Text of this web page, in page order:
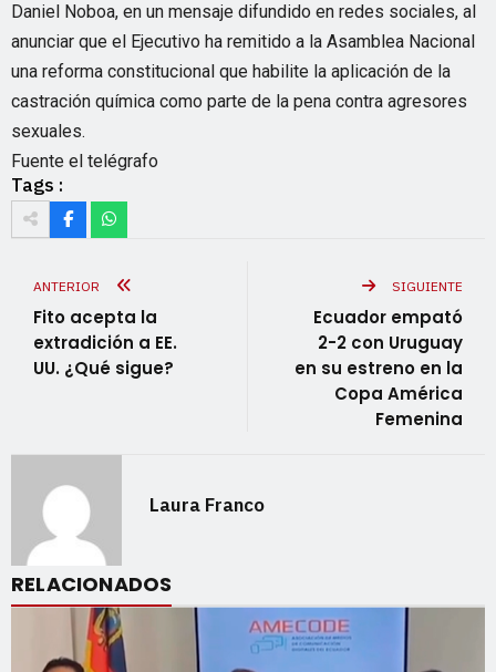
Daniel Noboa, en un mensaje difundido en redes sociales, al
anunciar que el Ejecutivo ha remitido a la Asamblea Nacional
una reforma constitucional que habilite la aplicación de la
castración química como parte de la pena contra agresores
sexuales.
Fuente el telégrafo
Tags :
ANTERIOR
Fito acepta la
extradición a EE.
UU. ¿Qué sigue?
SIGUIENTE
Ecuador empató
2-2 con Uruguay
en su estreno en la
Copa América
Femenina
Laura Franco
RELACIONADOS